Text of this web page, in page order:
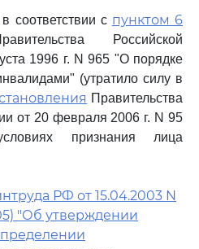
соответствии с пунктом 6
Российской
1996 г. N 965 "О порядке
(утратило силу в
Правительства
от 20 февраля 2006 г. N 95
признания лица
РФ от 15.04.2003 N
"Об утверждении